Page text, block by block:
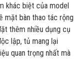
khác biệt của model
mặt bàn thao tác rộng
thêm nhiều dụng cụ
lập, tủ mang lại
quan trọng nhất mà